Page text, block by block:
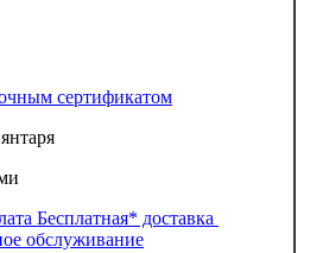
сертификатом
Бесплатная* доставка
обслуживание